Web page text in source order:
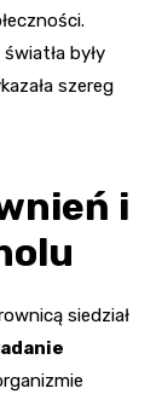
były
szereg
i
siedział